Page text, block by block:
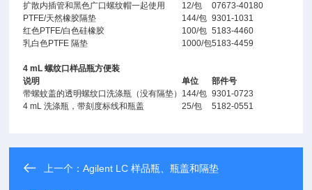
扩散内插管和黑色广口螺纹帽一起使用
12/包
07673-40180
PTFE/天然橡胶隔垫
144/包 9301-1031
红色PTFE/白色硅橡胶
100/包 5183-4460
乳白色PTFE 隔垫
1000/包5183-4459
4 mL 螺纹口样品瓶方便装
说明
单位
部件号
带螺蚊盖的透明螺纹口洗涤瓶（没有隔垫） 144/包 9301-0723
4 mL 洗涤瓶，带刻度标线和瓶盖
25/包 5182-0551
上一个：Agilent LC 样品瓶、瓶盖和隔垫